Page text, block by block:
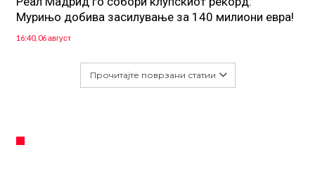
Мурињо добива засилување за 140 милиони евра!
16:40, 06 август
Прочитајте поврзани статии